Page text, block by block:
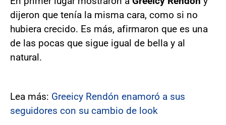
dijeron que tenía la misma cara, como si no
hubiera crecido. Es más, afirmaron que es una
de las pocas que sigue igual de bella y al
natural.
Lea más: Greeicy Rendón enamoró a sus
seguidores con su cambio de look